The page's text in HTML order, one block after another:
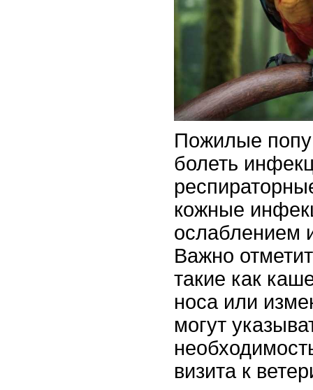
Пожилые
болеть
кожные
ослаблением
Важно
такие как
носа или
могут
визита к